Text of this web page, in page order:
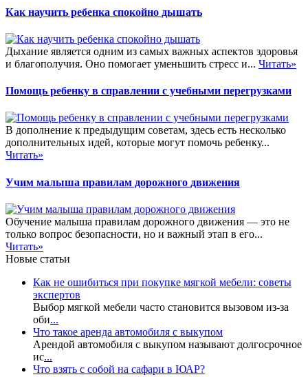
Как научить ребенка спокойно дышать
Дыхание является одним из самых важных аспектов здоровья
и благополучия. Оно помогает уменьшить стресс и... Читать»
Помощь ребенку в справлении с учебными перегрузками
В дополнение к предыдущим советам, здесь есть несколько
дополнительных идей, которые могут помочь ребенку...
Читать»
Учим малыша правилам дорожного движения
Обучение малыша правилам дорожного движения — это не
только вопрос безопасности, но и важный этап в его...
Читать»
Новые статьи
Как не ошибиться при покупке мягкой мебели: советы
экспертов
Выбор мягкой мебели часто становится вызовом из-за
оби...
Что такое аренда автомобиля с выкупом
Арендой автомобиля с выкупом называют долгосрочное
ис...
Что взять с собой на сафари в ЮАР?